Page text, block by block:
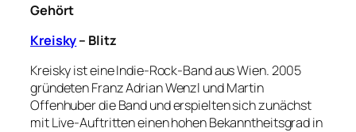
Gehört
Kreisky– Blitz
Kreisky ist eine Indie-Rock-Band aus Wien. 2005
gründeten Franz Adrian Wenzl und Martin
Offenhuber die Band und erspielten sich zunächst
mit Live-Auftritten einen hohen Bekanntheitsgrad in